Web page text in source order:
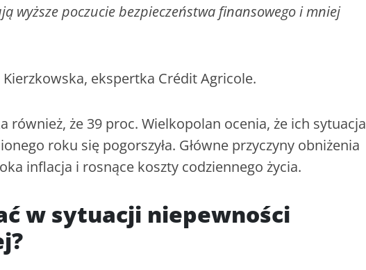
wyższe poczucie bezpieczeństwa finansowego i mniej
ekspertka Crédit Agricole.
również, że 39 proc. Wielkopolan ocenia, że ich sytuacja
roku się pogorszyła. Główne przyczyny obniżenia
inflacja i rosnące koszty codziennego życia.
w sytuacji niepewności